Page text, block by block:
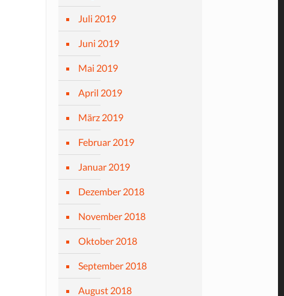
Juli 2019
Juni 2019
Mai 2019
April 2019
März 2019
Februar 2019
Januar 2019
Dezember 2018
November 2018
Oktober 2018
September 2018
August 2018